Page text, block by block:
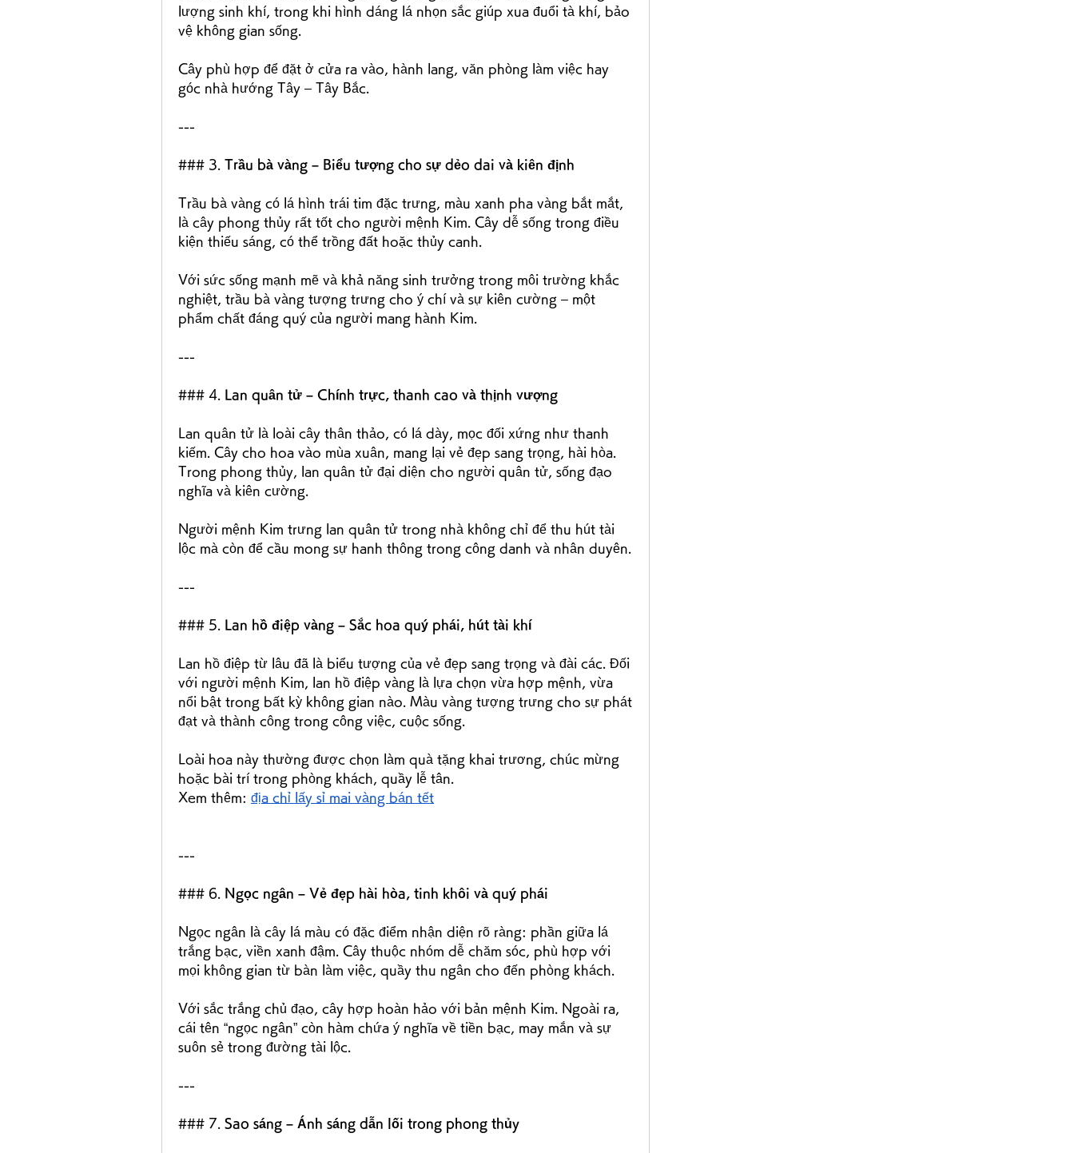
lượng sinh khí, trong khi hình dáng lá nhọn sắc giúp xua đuổi tà khí, bảo
vệ không gian sống.
Cây phù hợp để đặt ở cửa ra vào, hành lang, văn phòng làm việc hay
góc nhà hướng Tây – Tây Bắc.
---
### 3. Trầu bà vàng – Biểu tượng cho sự dẻo dai và kiên định
Trầu bà vàng có lá hình trái tim đặc trưng, màu xanh pha vàng bắt mắt,
là cây phong thủy rất tốt cho người mệnh Kim. Cây dễ sống trong điều
kiện thiếu sáng, có thể trồng đất hoặc thủy canh.
Với sức sống mạnh mẽ và khả năng sinh trưởng trong môi trường khắc
nghiệt, trầu bà vàng tượng trưng cho ý chí và sự kiên cường – một
phẩm chất đáng quý của người mang hành Kim.
---
### 4. Lan quân tử – Chính trực, thanh cao và thịnh vượng
Lan quân tử là loài cây thân thảo, có lá dày, mọc đối xứng như thanh
kiếm. Cây cho hoa vào mùa xuân, mang lại vẻ đẹp sang trọng, hài hòa.
Trong phong thủy, lan quân tử đại diện cho người quân tử, sống đạo
nghĩa và kiên cường.
Người mệnh Kim trưng lan quân tử trong nhà không chỉ để thu hút tài
lộc mà còn để cầu mong sự hanh thông trong công danh và nhân duyên.
---
### 5. Lan hồ điệp vàng – Sắc hoa quý phái, hút tài khí
Lan hồ điệp từ lâu đã là biểu tượng của vẻ đẹp sang trọng và đài các. Đối
với người mệnh Kim, lan hồ điệp vàng là lựa chọn vừa hợp mệnh, vừa
nổi bật trong bất kỳ không gian nào. Màu vàng tượng trưng cho sự phát
đạt và thành công trong công việc, cuộc sống.
Loài hoa này thường được chọn làm quà tặng khai trương, chúc mừng
hoặc bài trí trong phòng khách, quầy lễ tân.
Xem thêm: địa chỉ lấy sỉ mai vàng bán tết
---
### 6. Ngọc ngân – Vẻ đẹp hài hòa, tinh khôi và quý phái
Ngọc ngân là cây lá màu có đặc điểm nhận diện rõ ràng: phần giữa lá
trắng bạc, viền xanh đậm. Cây thuộc nhóm dễ chăm sóc, phù hợp với
mọi không gian từ bàn làm việc, quầy thu ngân cho đến phòng khách.
Với sắc trắng chủ đạo, cây hợp hoàn hảo với bản mệnh Kim. Ngoài ra,
cái tên “ngọc ngân” còn hàm chứa ý nghĩa về tiền bạc, may mắn và sự
suôn sẻ trong đường tài lộc.
---
### 7. Sao sáng – Ánh sáng dẫn lối trong phong thủy